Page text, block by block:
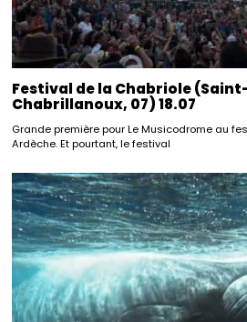
Festival de la Chabriole
Chabrillanoux, 07) 18.07
Grande première pour Le Musicodrome au
Ardèche. Et pourtant, le festival